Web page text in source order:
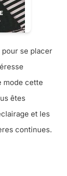
se placer
mode cette
êtes
et les
continues.